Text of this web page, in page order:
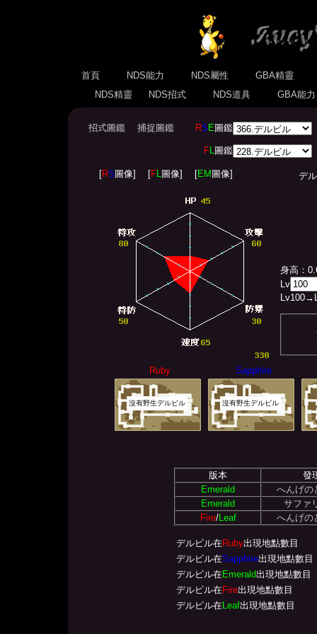
首頁 NDS能力 NDS屬性
GBA精靈
NDS精靈
NDS招式 NDS道具 GBA能
招式圖鑑 捕捉圖鑑 RS E圖鑑
FL圖鑑
[RS 圖像] [FL圖像] [EM 圖像] デル
身高：
Lv
Lv100
Ruby Sapphire
沒有野生デルビル 沒有野生デルビル
版本
發
Emerald
へんげの
Emerald
サファ
Fire/Leaf へんげの
デルビル在Ruby出現地點數目
デルビル在Sapphire出現地點數目
デルビル在Emerald出現地點數目
デルビル在Fire出現地點數目
デルビル在Leaf出現地點數目